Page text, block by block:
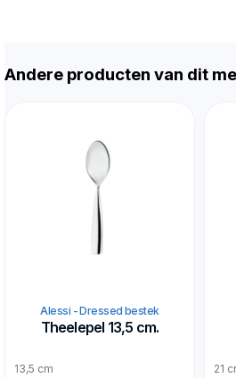
Andere producten van dit
Alessi - Dressed bestek
Theelepel 13,5 cm.
13,5 cm 21